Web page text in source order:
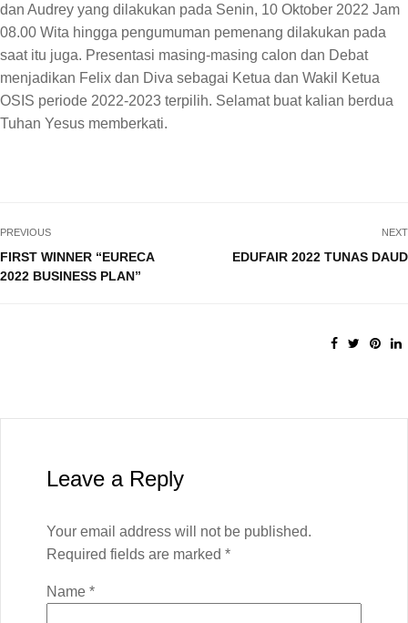
dan Audrey yang dilakukan pada Senin, 10 Oktober 2022 Jam
08.00 Wita hingga pengumuman pemenang dilakukan pada
saat itu juga. Presentasi masing-masing calon dan Debat
menjadikan Felix dan Diva sebagai Ketua dan Wakil Ketua
OSIS periode 2022-2023 terpilih. Selamat buat kalian berdua
Tuhan Yesus memberkati.
PREVIOUS
FIRST WINNER “EURECA
2022 BUSINESS PLAN”
NEXT
EDUFAIR 2022 TUNAS DAUD
Leave a Reply
Your email address will not be published.
Required fields are marked *
Name *